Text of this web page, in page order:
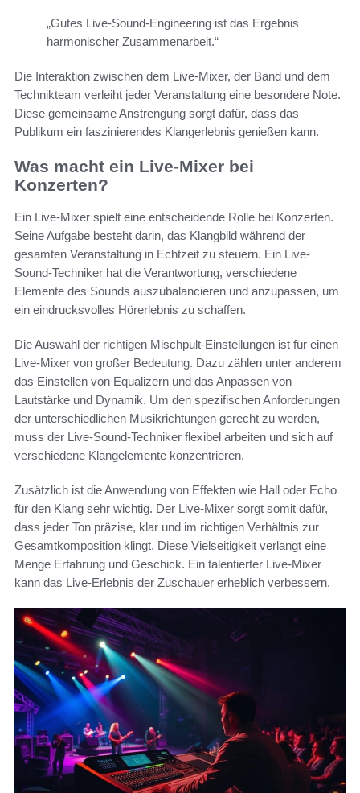
„Gutes Live-Sound-Engineering ist das Ergebnis
harmonischer Zusammenarbeit.“
Die Interaktion zwischen dem Live-Mixer, der Band und dem
Technikteam verleiht jeder Veranstaltung eine besondere Note.
Diese gemeinsame Anstrengung sorgt dafür, dass das
Publikum ein faszinierendes Klangerlebnis genießen kann.
Was macht ein Live-Mixer bei
Konzerten?
Ein Live-Mixer spielt eine entscheidende Rolle bei Konzerten.
Seine Aufgabe besteht darin, das Klangbild während der
gesamten Veranstaltung in Echtzeit zu steuern. Ein Live-
Sound-Techniker hat die Verantwortung, verschiedene
Elemente des Sounds auszubalancieren und anzupassen, um
ein eindrucksvolles Hörerlebnis zu schaffen.
Die Auswahl der richtigen Mischpult-Einstellungen ist für einen
Live-Mixer von großer Bedeutung. Dazu zählen unter anderem
das Einstellen von Equalizern und das Anpassen von
Lautstärke und Dynamik. Um den spezifischen Anforderungen
der unterschiedlichen Musikrichtungen gerecht zu werden,
muss der Live-Sound-Techniker flexibel arbeiten und sich auf
verschiedene Klangelemente konzentrieren.
Zusätzlich ist die Anwendung von Effekten wie Hall oder Echo
für den Klang sehr wichtig. Der Live-Mixer sorgt somit dafür,
dass jeder Ton präzise, klar und im richtigen Verhältnis zur
Gesamtkomposition klingt. Diese Vielseitigkeit verlangt eine
Menge Erfahrung und Geschick. Ein talentierter Live-Mixer
kann das Live-Erlebnis der Zuschauer erheblich verbessern.